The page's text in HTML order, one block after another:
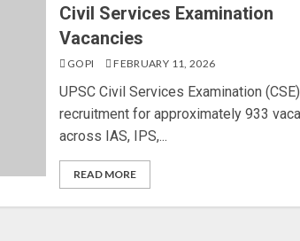
Civil Services Examination
Vacancies
GOPI FEBRUARY 11, 2026
UPSC Civil Services Examination
recruitment for approximately 933
across IAS, IPS,...
READ MORE